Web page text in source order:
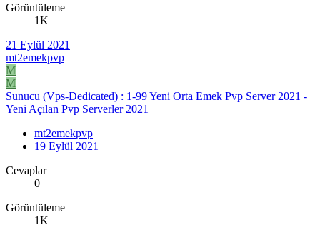
Görüntüleme
1K
21 Eylül 2021
mt2emekpvp
M
M
Sunucu (Vps-Dedicated) : 1-99 Yeni Orta Emek Pvp Server 2021 -
Yeni Açılan Pvp Serverler 2021
mt2emekpvp
19 Eylül 2021
Cevaplar
0
Görüntüleme
1K